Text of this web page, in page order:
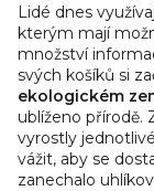
Lidé dnes
kterým mají
množství
svých košíků si
ekologickém
ublíženo přírodě.
vyrostly
vážit, aby se
zanechalo